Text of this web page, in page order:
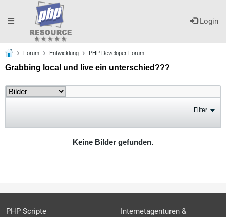
Login
Toggle
navigation
Forum Entwicklung PHP Developer Forum
Grabbing local und live ein unterschied???
Filter
Keine Bilder gefunden.
PHP Scripte
Internetagenturen &